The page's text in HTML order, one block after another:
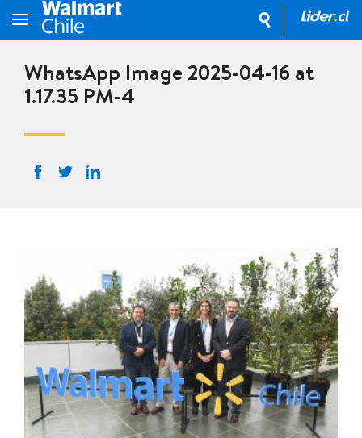
WhatsApp Image 2025-04-16 at
1.17.35 PM-4